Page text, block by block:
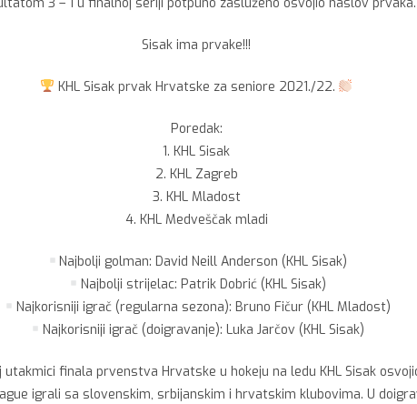
Sisak ima prvake!!!
KHL Sisak prvak Hrvatske za seniore 2021./22.
Poredak:
1. KHL Sisak
2. KHL Zagreb
3. KHL Mladost
4. KHL Medveščak mladi
Najbolji golman: David Neill Anderson (KHL Sisak)
Najbolji strijelac: Patrik Dobrić (KHL Sisak)
Najkorisniji igrač (regularna sezona): Bruno Fičur (KHL Mladost)
Najkorisniji igrač (doigravanje): Luka Jarčov (KHL Sisak)
finala prvenstva Hrvatske u hokeju na ledu KHL Sisak
igrali sa slovenskim, srbijanskim i hrvatskim klubovima. U